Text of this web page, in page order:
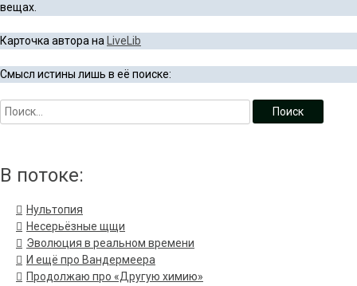
вещах.
Карточка автора на LiveLib
Смысл истины лишь в её поиске:
В потоке:
Нультопия
Несерьёзные щщи
Эволюция в реальном времени
И ещё про Вандермеера
Продолжаю про «Другую химию»